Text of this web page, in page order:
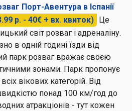
Порт-Авентура в Іспанії
р. - 40€ + вх. квиток) Це
світ розваг і адреналіну.
в одній годині їзди від
парк розваг вражає своєю
зонами. Парк пропонує
вікових категорій. Від
понад 100 км/год до
атракціонів - тут кожен